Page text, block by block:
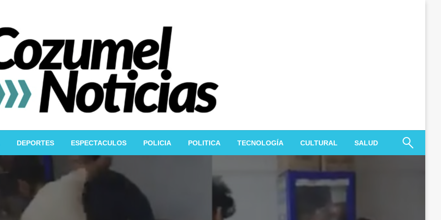
DEPORTES ESPECTACULOS POLICIA POLITICA TECNOLOGÍA CULTURAL SALUD